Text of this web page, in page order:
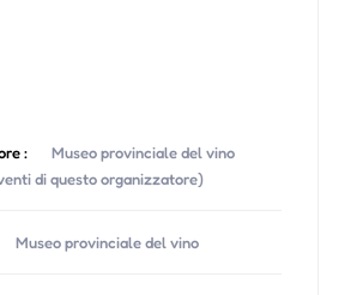
:
Museo provinciale del vino
di questo organizzatore)
Museo provinciale del vino